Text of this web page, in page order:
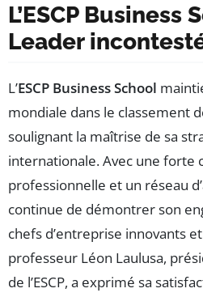
L’ESCP Business
Leader
L’ESCP Business School
mondiale dans le classement
soulignant la maîtrise de sa
internationale. Avec une forte
professionnelle et un réseau
continue de démontrer son
chefs d’entreprise innovants
professeur Léon Laulusa,
de l’ESCP, a exprimé sa